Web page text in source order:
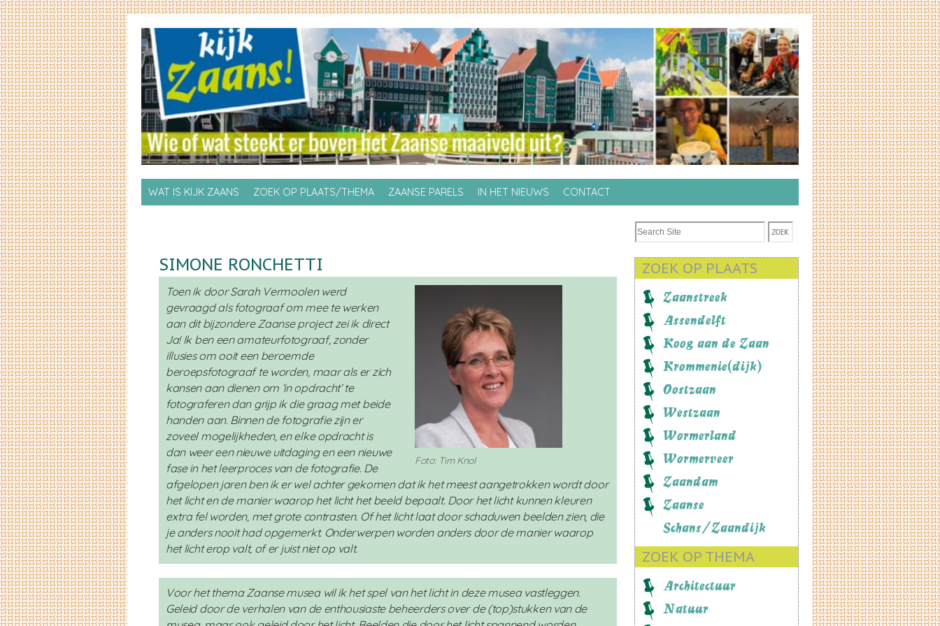
WAT IS KIJK ZAANS ZOEK OP PLAATS/THEMA ZAANSE PARELS IN HET NIEUWS CONTACT
SIMONE RONCHETTI
Foto: Tim Knol
Toen ik door Sarah Vermoolen werd
gevraagd als fotograaf om mee te werken
aan dit bijzondere Zaanse project zei ik direct
Ja! Ik ben een amateurfotograaf, zonder
illusies om ooit een beroemde
beroepsfotograaf te worden, maar als er zich
kansen aan dienen om ‘in opdracht’ te
fotograferen dan grijp ik die graag met beide
handen aan. Binnen de fotografie zijn er
zoveel mogelijkheden, en elke opdracht is
dan weer een nieuwe uitdaging en een nieuwe
fase in het leerproces van de fotografie. De
afgelopen jaren ben ik er wel achter gekomen dat ik het meest aangetrokken wordt door
het licht en de manier waarop het licht het beeld bepaalt. Door het licht kunnen kleuren
extra fel worden, met grote contrasten. Of het licht laat door schaduwen beelden zien, die
je anders nooit had opgemerkt. Onderwerpen worden anders door de manier waarop
het licht erop valt, of er juist niet op valt.
Voor het thema Zaanse musea wil ik het spel van het licht in deze musea vastleggen.
Geleid door de verhalen van de enthousiaste beheerders over de (top)stukken van de
ZOEK OP PLAATS
Zaanstreek
Assendelft
Koog aan de Zaan
Krommenie(dijk)
Oostzaan
Westzaan
Wormerland
Wormerveer
Zaandam
Zaanse
Schans/Zaandijk
ZOEK OP THEMA
Architectuur
Natuur